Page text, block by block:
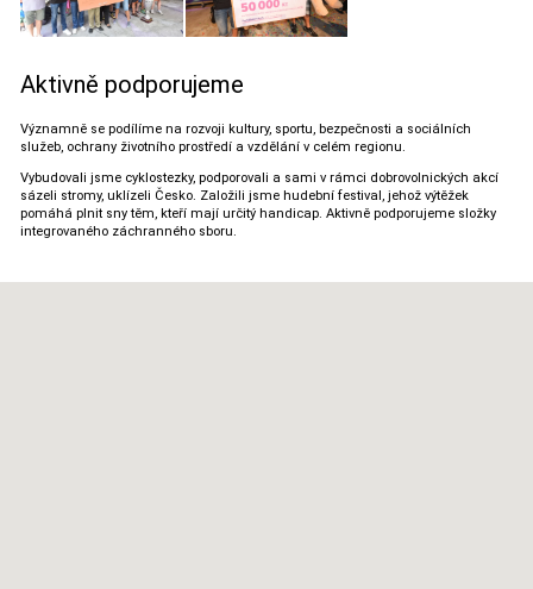
Aktivně podporujeme
Významně se podílíme na rozvoji kultury, sportu, bezpečnosti a sociálních
služeb, ochrany životního prostředí a vzdělání v celém regionu.
Vybudovali jsme cyklostezky, podporovali a sami v rámci dobrovolnických akcí
sázeli stromy, uklízeli Česko. Založili jsme hudební festival, jehož výtěžek
pomáhá plnit sny těm, kteří mají určitý handicap. Aktivně podporujeme složky
integrovaného záchranného sboru.